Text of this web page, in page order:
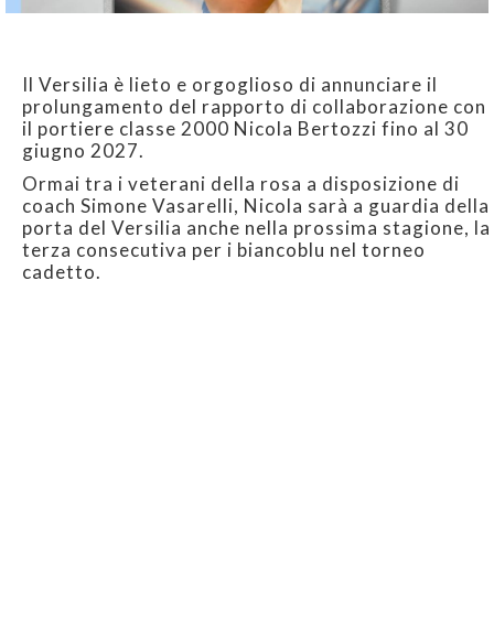
Il Versilia è lieto e orgoglioso di annunciare il
prolungamento del rapporto di collaborazione con
il portiere classe 2000 Nicola Bertozzi fino al 30
giugno 2027.
Ormai tra i veterani della rosa a disposizione di
coach Simone Vasarelli, Nicola sarà a guardia della
porta del Versilia anche nella prossima stagione, la
terza consecutiva per i biancoblu nel torneo
cadetto.